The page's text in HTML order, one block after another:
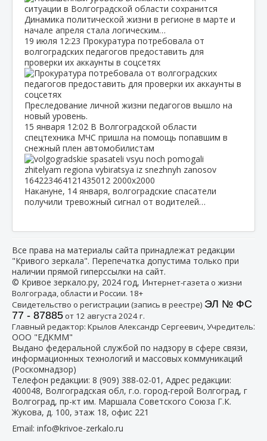
Динамика политической жизни в регионе в марте и
начале апреля стала логическим…
19 июля 12:23 Прокуратура потребовала от
волгоградских педагогов предоставить для
проверки их аккаунты в соцсетях
Преследование личной жизни педагогов вышло на
новый уровень.
15 января 12:02 В Волгоградской области
спецтехника МЧС пришла на помощь попавшим в
снежный плен автомобилистам
Накануне, 14 января, волгоградские спасатели
получили тревожный сигнал от водителей…
Все права на материалы сайта принадлежат редакции
"Кривого зеркала". Перепечатка допустима только при
наличии прямой гиперссылки на сайт.
© Кривое зеркало.ру, 2024 год, Интернет-газета о жизни
Волгограда, области и России. 18+
Свидетельство о регистрации (запись в реестре) ЭЛ № ФС
77 - 87885от 12 августа 2024 г.
Главный редактор: Крылов Александр Сергеевич, Учредитель:
ООО "ЕДКММ"
Выдано федеральной службой по надзору в сфере связи,
информационных технологий и массовых коммуникаций
(Роскомнадзор)
Телефон редакции: 8 (909) 388-02-01 , Адрес редакции:
400048, Волгоградская обл, г.о. город-герой Волгоград, г
Волгоград, пр-кт им. Маршала Советского Союза Г.К.
Жукова, д. 100, этаж 18, офис 221
Email: info@krivoe-zerkalo.ru